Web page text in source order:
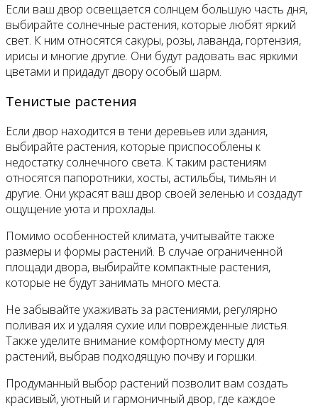
Если ваш двор освещается солнцем большую часть дня,
выбирайте солнечные растения, которые любят яркий
свет. К ним относятся сакуры, розы, лаванда, гортензия,
ирисы и многие другие. Они будут радовать вас яркими
цветами и придадут двору особый шарм.
Тенистые растения
Если двор находится в тени деревьев или здания,
выбирайте растения, которые приспособлены к
недостатку солнечного света. К таким растениям
относятся папоротники, хосты, астильбы, тимьян и
другие. Они украсят ваш двор своей зеленью и создадут
ощущение уюта и прохлады.
Помимо особенностей климата, учитывайте также
размеры и формы растений. В случае ограниченной
площади двора, выбирайте компактные растения,
которые не будут занимать много места.
Не забывайте ухаживать за растениями, регулярно
поливая их и удаляя сухие или поврежденные листья.
Также уделите внимание комфортному месту для
растений, выбрав подходящую почву и горшки.
Продуманный выбор растений позволит вам создать
красивый, уютный и гармоничный двор, где каждое